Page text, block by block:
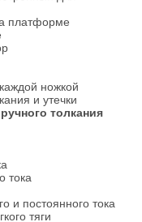
платформе
ножкой
и утечки
толкания
тока
и постоянного тока
тяги